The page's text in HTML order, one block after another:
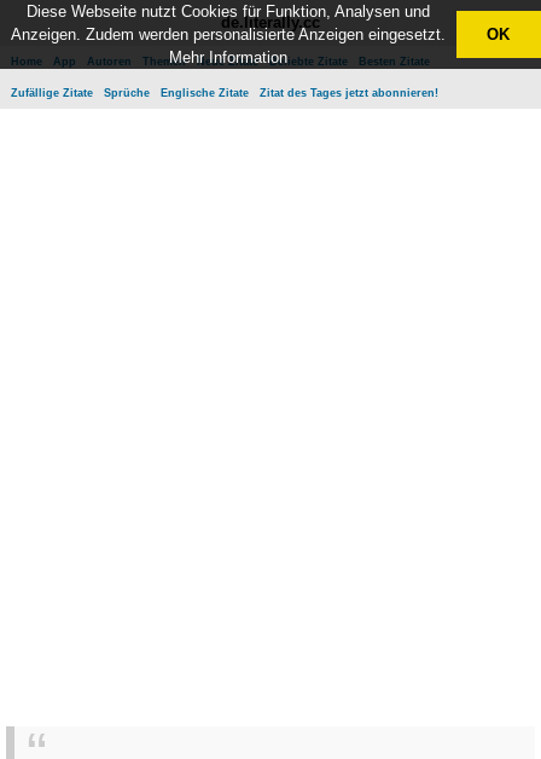
de.literally.cc
Home App Autoren Themen Neue Zitate Beliebte Zitate Besten Zitate
Zufällige Zitate Sprüche Englische Zitate Zitat des Tages jetzt abonnieren!
Diese Webseite nutzt Cookies für Funktion, Analysen und
Anzeigen. Zudem werden personalisierte Anzeigen eingesetzt.
Mehr Information
OK